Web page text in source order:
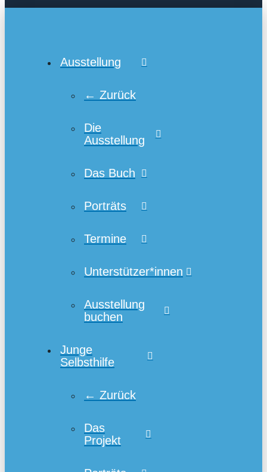
Ausstellung
← Zurück
Die
Ausstellung
Das Buch
Porträts
Termine
Unterstützer*innen
Ausstellung
buchen
Junge
Selbsthilfe
← Zurück
Das
Projekt